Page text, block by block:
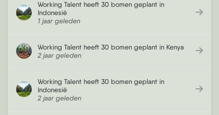
Working Talent heeft 30 bomen geplant in
Indonesië
1 jaar geleden
Working Talent heeft 30 bomen geplant in Kenya
2 jaar geleden
Working Talent heeft 30 bomen geplant in
Indonesië
2 jaar geleden